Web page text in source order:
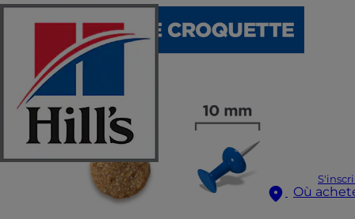
Où